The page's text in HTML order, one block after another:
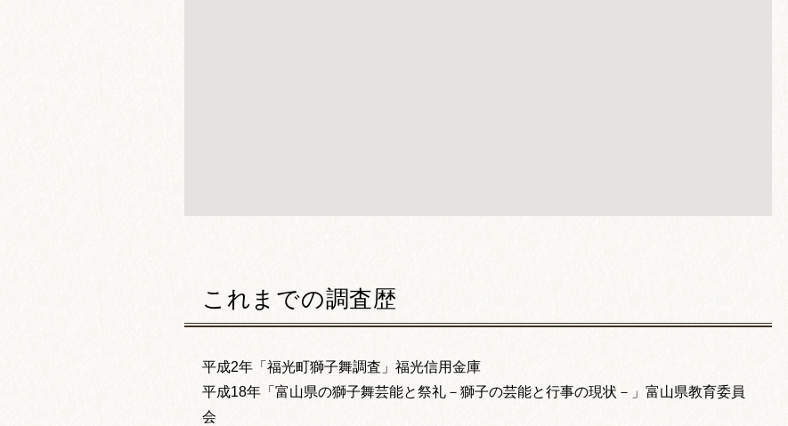
これまでの調査歴
平成2年「福光町獅子舞調査」福光信用金庫
平成18年「富山県の獅子舞芸能と祭礼－獅子の芸能と行事の現状－」富山県教育委員
会